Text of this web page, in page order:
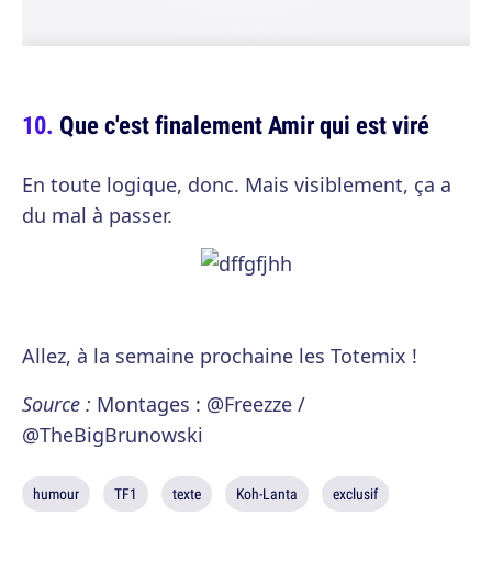
Que c'est finalement Amir qui est viré
En toute logique, donc. Mais visiblement, ça a
du mal à passer.
Allez, à la semaine prochaine les Totemix !
Source : Montages : @Freezze /
@TheBigBrunowski
humour TF1 texte Koh-Lanta exclusif